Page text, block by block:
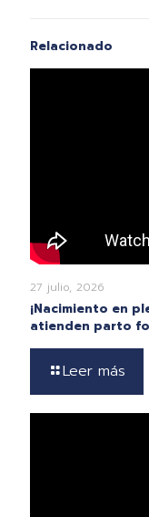
Relacionado
27 julio, 2026
¡Nacimiento en
atienden parto
Leer más